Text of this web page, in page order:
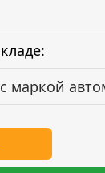
маркой